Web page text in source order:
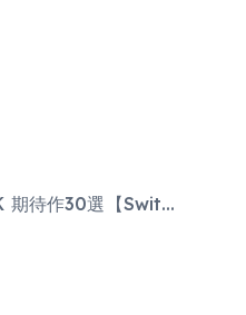
期待作30選【Swit…